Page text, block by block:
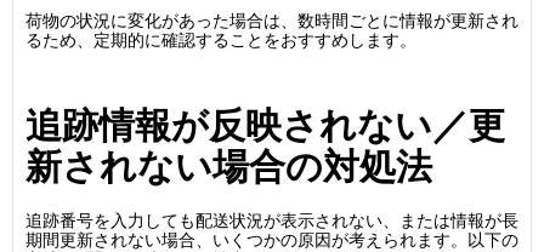
荷物の状況に変化があった場合は、数時間ごとに情報が更新され
るため、定期的に確認することをおすすめします。
追跡情報が反映されない／更
新されない場合の対処法
追跡番号を入力しても配送状況が表示されない、または情報が長
期間更新されない場合、いくつかの原因が考えられます。以下の